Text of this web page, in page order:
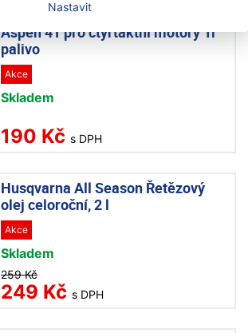
Nastavit
Aspen 4T pro čtyřtaktní motory 1l
palivo
Akce
Skladem
190 Kč s DPH
Husqvarna All Season Řetězový
olej celoroční, 2 l
Akce
Skladem
259 Kč
249 Kč s DPH